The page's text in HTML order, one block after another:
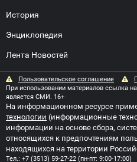
История
Энциклопедия
Лента Новостей
Пользовательское соглашение
При использовании материалов ссылка
является СМИ. 16+
На информационном ресурсе
технологии (информационные
информации на основе сбора,
относящихся к предпочтениям
находящихся на территории
Тел.: +7 (3513) 59-27-22 (пн-пт: 9:00-17:00)